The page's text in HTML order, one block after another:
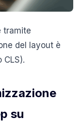
tramite
del layout è
CLS).
su